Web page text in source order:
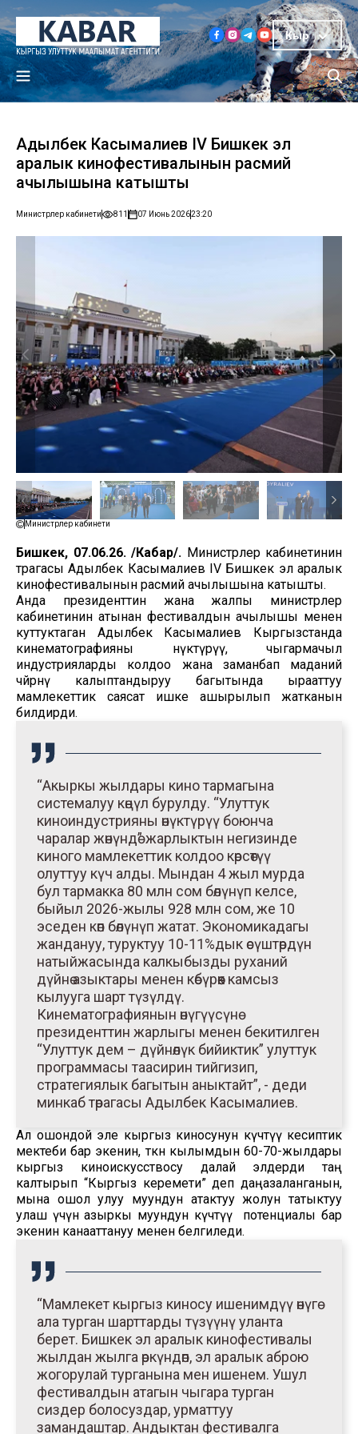
Кыр
Адылбек Касымалиев IV Бишкек эл
аралык кинофестивалынын расмий
ачылышына катышты
Министрлер кабинети 811 07 Июнь 202623:20
Министрлер кабинети
Бишкек, 07.06.26. /Кабар/. Министрлер кабинетинин
төрагасы Адылбек Касымалиев IV Бишкек эл аралык
кинофестивалынын расмий ачылышына катышты.
Анда президенттин жана жалпы министрлер
кабинетинин атынан фестивалдын ачылышы менен
куттуктаган Адылбек Касымалиев Кыргызстанда
кинематографияны өнүктүрүү, чыгармачыл
индустрияларды колдоо жана заманбап маданий
чөйрөнү калыптандыруу багытында ырааттуу
мамлекеттик саясат ишке ашырылып жатканын
билдирди.
“Акыркы жылдары кино тармагына
системалуу көңүл бурулду. “Улуттук
киноиндустрияны өнүктүрүү боюнча
чаралар жөнүндө” жарлыктын негизинде
киного мамлекеттик колдоо көрсөтүү
олуттуу күч алды. Мындан 4 жыл мурда
бул тармакка 80 млн сом бөлүнүп келсе,
быйыл 2026-жылы 928 млн сом, же 10
эседен көп бөлүнүп жатат. Экономикадагы
жандануу, туруктуу 10-11%дык өсүштөрдүн
натыйжасында калкыбызды руханий
дүйнө азыктары менен көбүрөөк камсыз
кылууга шарт түзүлдү.
Кинематографиянын өнүгүүсүнө
президенттин жарлыгы менен бекитилген
“Улуттук дем – дүйнөлүк бийиктик” улуттук
программасы таасирин тийгизип,
стратегиялык багытын аныктайт”, - деди
минкаб төрагасы Адылбек Касымалиев.
Ал ошондой эле кыргыз киносунун күчтүү кесиптик
мектеби бар экенин, өткөн кылымдын 60-70-жылдары
кыргыз киноискусствосу далай элдерди таң
калтырып “Кыргыз керемети” деп даңазаланганын,
мына ошол улуу муундун атактуу жолун татыктуу
улаш үчүн азыркы муундун күчтүү потенциалы бар
экенин канааттануу менен белгиледи.
“Мамлекет кыргыз киносу ишенимдүү өнүгө
ала турган шарттарды түзүүнү уланта
берет. Бишкек эл аралык кинофестивалы
жылдан жылга өркүндөп, эл аралык аброю
жогорулай турганына мен ишенем. Ушул
фестивалдын атагын чыгара турган
сиздер болосуздар, урматтуу
замандаштар. Андыктан фестивалга